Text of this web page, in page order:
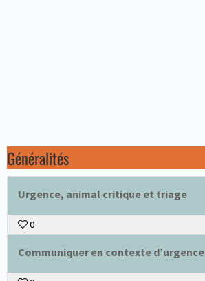
Généralités
Urgence, animal critique et triage
0
Communiquer en contexte d’urgence